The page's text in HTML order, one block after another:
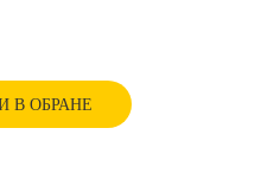
В ОБРАНЕ